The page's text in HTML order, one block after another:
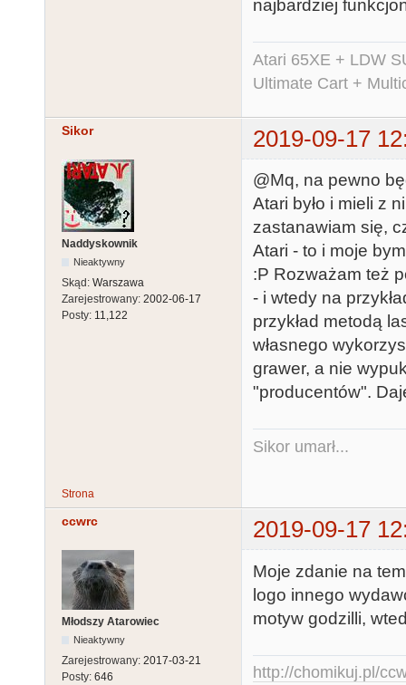
najbardziej
Atari 65XE + LDW
Ultimate Cart +
Sikor 2019-09-17
Naddyskownik
Nieaktywny
Skąd: Warszawa
Zarejestrowany: 2002-06-17
Posty: 11,122
@Mq, na pewno
Atari było i mieli z
zastanawiam się,
Atari - to i moje
:P Rozważam też
- i wtedy na
przykład metodą
własnego
grawer, a nie
"producentów".
Sikor umarł...
Strona
ccwrc 2019-09-17
Młodszy Atarowiec
Nieaktywny
Zarejestrowany: 2017-03-21
Posty: 646
Moje zdanie na
logo innego
motyw godzilli,
http://chomikuj.pl/